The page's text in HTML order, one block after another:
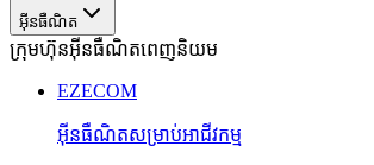
អ៊ីនធឺណិត
ក្រុមហ៊ុនអ៊ីនធឺណិតពេញនិយម
EZECOM
អ៊ីនធឺណិតសម្រាប់អាជីវកម្ម